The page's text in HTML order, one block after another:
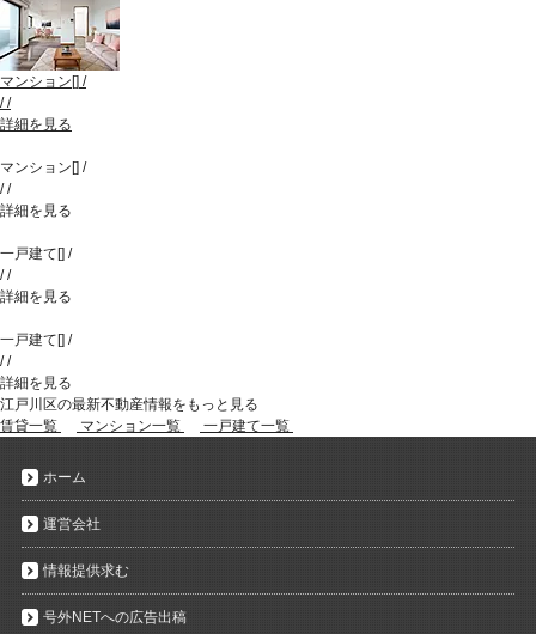
マンション [] /
//
詳細を見る
マンション [] /
//
詳細を見る
一戸建て [] /
//
詳細を見る
一戸建て [] /
//
詳細を見る
江戸川区の最新不動産情報をもっと見る
賃貸一覧
マンション一覧 一戸建て一覧
ホーム
運営会社
情報提供求む
号外NETへの広告出稿